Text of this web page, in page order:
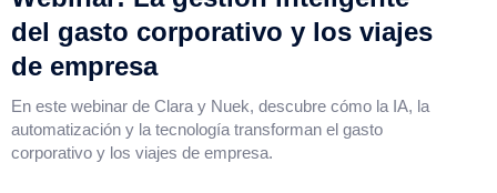
del gasto corporativo y los viajes
de empresa
En este webinar de Clara y Nuek, descubre cómo la IA, la
automatización y la tecnología transforman el gasto
corporativo y los viajes de empresa.